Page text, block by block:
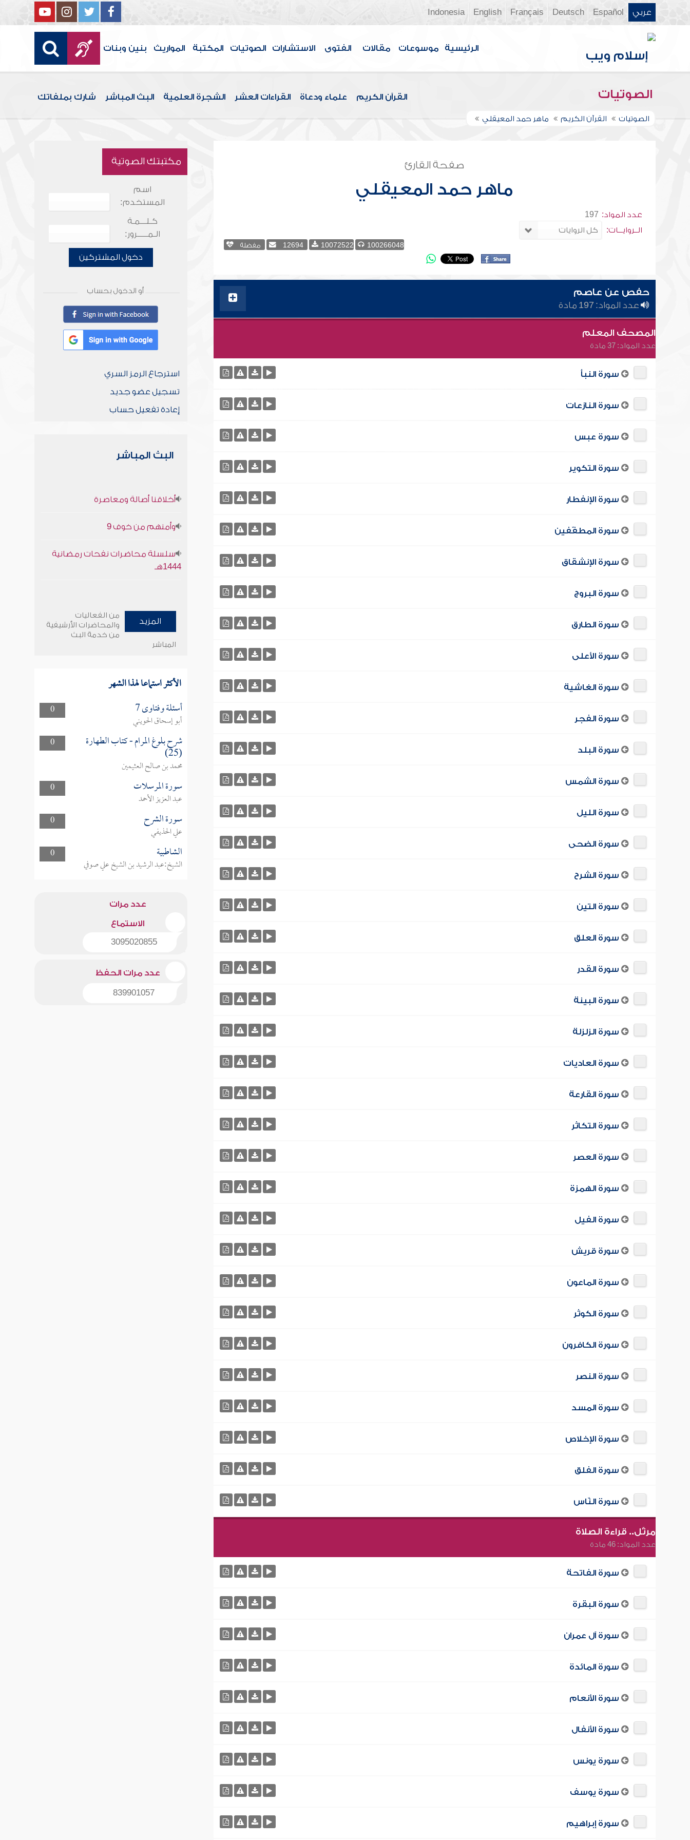
عربي Español
Deutsch
Français
English
Indonesia
الرئيسية موسوعات مقالات الفتوى الاستشارات الصوتيات المكتبة المواريث بنين وبنات
الصوتيات القرآن الكريم علماء ودعاة القراءات العشر الشجرة العلمية البث المباشر شارك بملفاتك
الصوتيات القرآن الكريم ماهر حمد المعيقلي
صفحة القارئ
ماهر حمد المعيقلي
عدد المواد: 197
الــروايـــات:
100266048
10072522
12694 مفضلة
حفص عن عاصم
عدد المواد: 197 مادة
المصحف المعلم
عدد المواد: 37 مادة
سورة النبأ
سورة النازعات
سورة عبس
سورة التكوير
سورة الإنفطار
سورة المطفّفين
سورة الإنشقاق
سورة البروج
سورة الطارق
سورة الأعلى
سورة الغاشية
سورة الفجر
سورة البلد
سورة الشمس
سورة الليل
سورة الضحى
سورة الشرح
سورة التين
سورة العلق
سورة القدر
سورة البينة
سورة الزلزلة
سورة العاديات
سورة القارعة
سورة التكاثر
سورة العصر
سورة الهمزة
سورة الفيل
سورة قريش
سورة الماعون
سورة الكوثر
سورة الكافرون
سورة النصر
سورة المسد
سورة الإخلاص
سورة الفلق
سورة النّاس
مرتّل.. قراءة الصلاة
عدد المواد: 46 مادة
سورة الفاتحة
سورة البقرة
سورة آل عمران
سورة المائدة
سورة الأنعام
سورة الأنفال
سورة يونس
سورة يوسف
سورة إبراهيم
مكتبتك الصوتية
اسم
المستخدم:
كـلـــمـة
الـمـــــرور:
دخول المشتركين
أو الدخول بحساب
استرجاع الرمز السري
تسجيل عضو جديد
إعادة تفعيل حساب
البث المباشر
أخلاقنا أصالة ومعاصرة
وأمنهم من خوف 9
سلسلة محاضرات نفحات رمضانية
1444هـ
المزيد
من الفعاليات
والمحاضرات الأرشيفية
من خدمة البث
المباشر
الأكثر استماعا لهذا الشهر
0 أسئلة وفتاوى 7
أبو إسحاق الحويني
0
شرح بلوغ المرام - كتاب الطهارة
(25)
محمد بن صالح العثيمين
0
سورة المرسلات
عبد العزيز الأحمد
0
سورة الشرح
علي الحذيفي
0
الشاطبية
الشيخ:عبد الرشيد بن الشيخ علي صوفي
عدد مرات
الاستماع
3095020855
عدد مرات الحفظ
839901057